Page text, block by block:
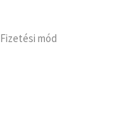
Fizetési mód